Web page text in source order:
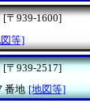
[〒939-1600]
等]
[〒939-2517]
番地 [地図等]